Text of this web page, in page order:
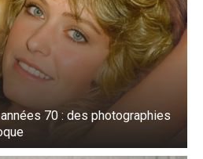
70 : des photographies